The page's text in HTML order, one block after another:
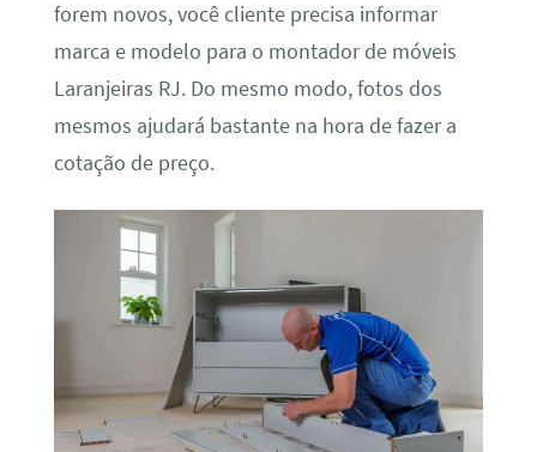
forem novos, você cliente precisa informar
marca e modelo para o montador de móveis
Laranjeiras RJ. Do mesmo modo, fotos dos
mesmos ajudará bastante na hora de fazer a
cotação de preço.